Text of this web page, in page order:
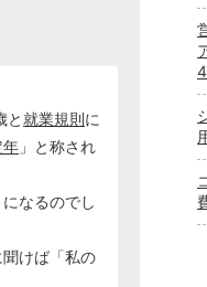
と就業規則に
年 」と称され
なるのでし
けば「私の